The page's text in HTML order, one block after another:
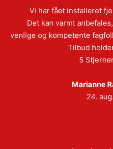
Vi har fået installeret
Det kan varmt
venlige og kompetente
Tilbud
5
Marianne
24.